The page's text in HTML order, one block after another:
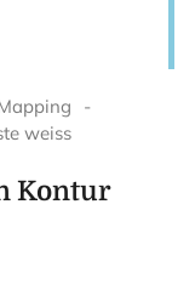
-
weiss
Kontur